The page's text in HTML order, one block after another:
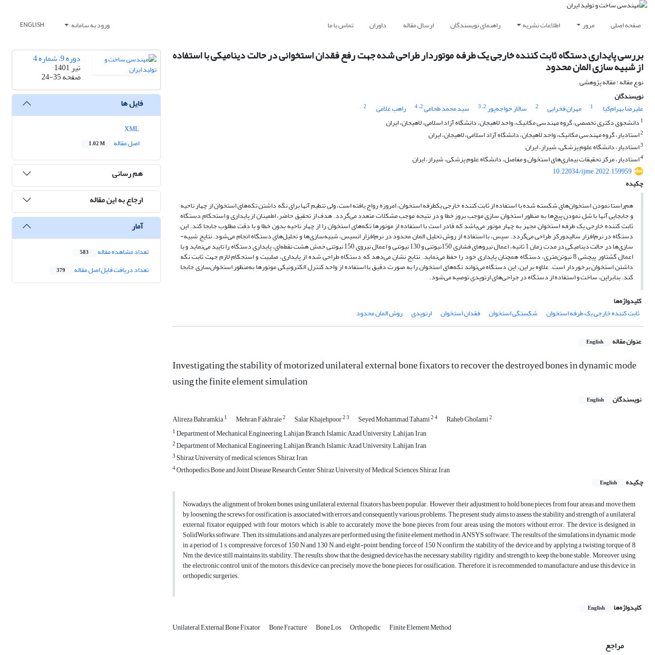
صفحه اصلی مرور اطلاعات نشریه راهنمای نویسندگان ارسال مقاله داوران تماس با ما ورود به سامانه ENGLISH
بررسی پایداری دستگاه ثابت کننده خارجی یک طرفه موتوردار طراحی شده جهت رفع فقدان استخوانی در حالت دینامیکی با استفاده
از شبیه سازی المان محدود
نوع مقاله : مقاله پژوهشی
نویسندگان
علیرضا بهرام‌کیا
1 مهران فخرایی 2 سالار خواجه‌پور2، 3 سید محمد طحامی2، 4 راهب غلامی
2
1 دانشجوی دکتری تخصصی، گروه مهندسی مکانیک، واحد لاهیجان، دانشگاه آزاد اسلامی، لاهیجان، ایران
2استادیار، گروه مهندسی مکانیک، واحد لاهیجان، دانشگاه آزاد اسلامی، لاهیجان، ایران
3استادیار، دانشگاه علوم پزشکی، شیراز، ایران
4استادیار، مرکز تحقیقات بیماری‌های استخوان و مفاصل، دانشگاه علوم پزشکی، شیراز، ایران
10.22034/ijme.2022.159959
چکیده
هم‌راستا نمودن استخوان‌های شکسته شده با استفاده از ثابت کننده خارجی یک­طرفه استخوان، امروزه رواج یافته است، ولی تنظیم آنها برای نگه داشتن تکه­‌های استخوان از چهار ناحیه
و جابجایی آنها با شل نمودن پیچ‌ها به منظور استخوان سازی موجب بروز خطا و در نتیجه موجب مشکلات متعدد می‌گردد. هدف از تحقیق حاضر، اطمینان از پایداری و استحکام دستگاه
ثابت کننده خارجی یک طرفه استخوان مجهز به چهار موتور می­‌باشد که قادر است با استفاده از موتورها تکه‌­های استخوان را از چهار ناحیه بدون خطا و با دقت مطلوب جابجا کند. این
دستگاه در نرم‌­افزار سالیدورکز طراحی می‌­گردد. سپس، با استفاده از روش تحلیل المان محدود در نرم‌­افزار انسیس، شبیه‌­سازی­‌ها و تحلیل­‌های دستگاه انجام می‌­شود. نتایج شبیه‌­
سازی­‌ها در حالت دینامیکی در مدت زمان 1 ثانیه، اعمال نیروهای فشاری 150نیوتنی و 130 نیوتنی و اعمال نیروی 150 نیوتنی خمش هشت نقطه‌­ای، پایداری دستگاه را تایید می‌نماید و با
اعمال گشتاور پیچشی 8 نیوتن‌­متری، دستگاه همچنان پایداری خود را حفظ می‌­نماید. نتایج نشان می‌­دهد که دستگاه طراحی شده از پایداری، صلبیت و استحکام لازم جهت ثابت نگه
داشتن استخوان برخوردار است. علاوه بر این، این دستگاه می­‌تواند تکه­‌های استخوان را به صورت دقیق با استفاده از واحد کنترل الکترونیکی موتورها به‌منظور استخوان‌سازی جابجا
کند. بنابراین، ساخت و استفاده از دستگاه در جراحی‌­های ارتوپدی توصیه می­‌شود.
کلیدواژه‌ها
ثابت کننده خارجی یک طرفه استخوان
شکستگی استخوان فقدان استخوان ارتوپدی روش المان محدود
عنوان مقاله English
Investigating the stability of motorized unilateral external bone fixators to recover the destroyed bones in dynamic mode
using the finite element simulation
نویسندگان English
Alireza Bahramkia1 Mehran Fakhraie2 Salar Khajehpoor23 Seyed Mohammad Tahami24 Raheb Gholami2
1Department of Mechanical Engineering, Lahijan Branch, Islamic Azad University, Lahijan, Iran
2Department of Mechanical Engineering, Lahijan Branch, Islamic Azad University, Lahijan, Iran
3 Shiraz University of medical sciences, Shiraz, Iran
4Orthopedics Bone and Joint Disease Research Center, Shiraz University of Medical Sciences, Shiraz, Iran
چکیده
English
Nowadays, the alignment of broken bones using unilateral external fixators has been popular. However, their adjustment to hold bone pieces from four areas and move them
by loosening the screws for ossification is associated with errors and consequently various problems. The present study aims to assess the stability and strength of a unilateral
external fixator equipped with four motors, which is able to accurately move the bone pieces from four areas using the motors without error. The device is designed in
SolidWorks software. Then, its simulations and analyzes are performed using the finite element method in ANSYS software. The results of the simulations in dynamic mode
in a period of 1 s, compressive forces of 150 N and 130 N, and eight-point bending force of 150 N confirm the stability of the device and by applying a twisting torque of 8
Nm, the device still maintains its stability. The results show that the designed device has the necessary stability, rigidity, and strength to keep the bone stable. Moreover, using
the electronic control unit of the motors, this device can precisely move the bone pieces for ossification. Therefore, it is recommended to manufacture and use this device in
orthopedic surgeries.
کلیدواژه‌ها English
Unilateral External Bone Fixator Bone Fracture Bone Los Orthopedic Finite Element Method
مراجع
دوره 9، شماره 4
تیر 1401
صفحه24-35
فایل ها
اصل مقاله
1.02 M
هم رسانی
ارجاع به این مقاله
آمار
تعداد مشاهده مقاله 583
تعداد دریافت فایل اصل مقاله 379